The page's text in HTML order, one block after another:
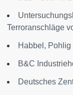
Terroranschläge
Habbel, Pohlig
B&C
Deutsches